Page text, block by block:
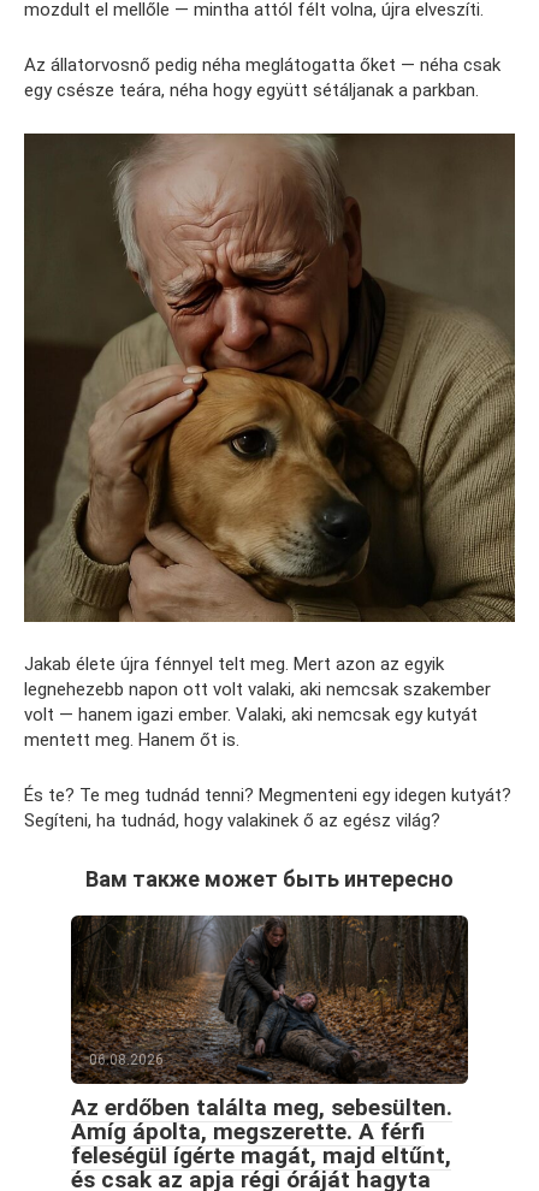
mozdult el mellőle — mintha attól félt volna, újra elveszíti.
Az állatorvosnő pedig néha meglátogatta őket — néha csak
egy csésze teára, néha hogy együtt sétáljanak a parkban.
Jakab élete újra fénnyel telt meg. Mert azon az egyik
legnehezebb napon ott volt valaki, aki nemcsak szakember
volt — hanem igazi ember. Valaki, aki nemcsak egy kutyát
mentett meg. Hanem őt is.
És te? Te meg tudnád tenni? Megmenteni egy idegen kutyát?
Segíteni, ha tudnád, hogy valakinek ő az egész világ?
Вам также может быть интересно
06.08.2026
Az erdőben találta meg, sebesülten.
Amíg ápolta, megszerette. A férfi
feleségül ígérte magát, majd eltűnt,
és csak az apja régi óráját hagyta